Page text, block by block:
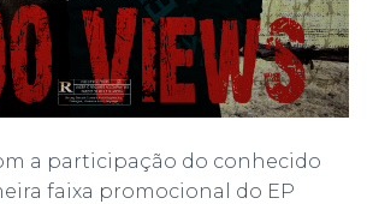
a participação do conhecido
faixa promocional do EP